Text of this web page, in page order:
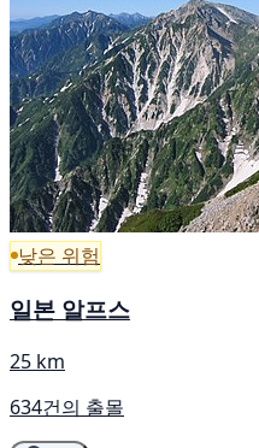
낮은 위험
일본 알프스
25 km
634건의 출몰